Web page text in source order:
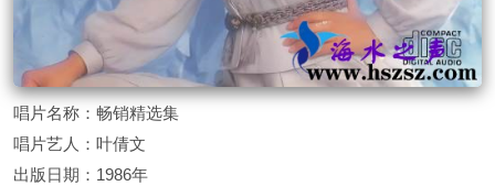
唱片名称：畅销精选集
唱片艺人：叶倩文
出版日期：1986年